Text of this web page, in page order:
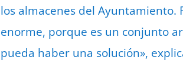
los almacenes del Ayuntamiento.
enorme, porque es un conjunto
pueda haber una solución»,